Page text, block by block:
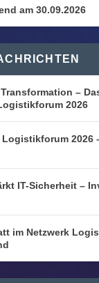
am 30.09.2026
–
2026
2026
IT-Sicherheit –
im Netzwerk